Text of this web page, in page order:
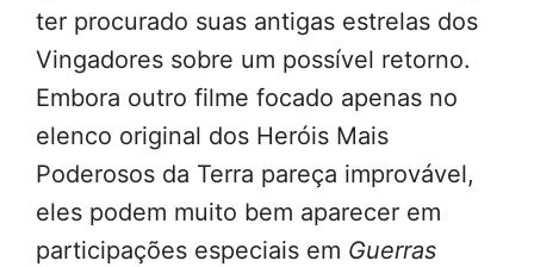
ter procurado suas antigas estrelas dos
Vingadores sobre um possível retorno.
Embora outro filme focado apenas no
elenco original dos Heróis Mais
Poderosos da Terra pareça improvável,
eles podem muito bem aparecer em
participações especiais em Guerras